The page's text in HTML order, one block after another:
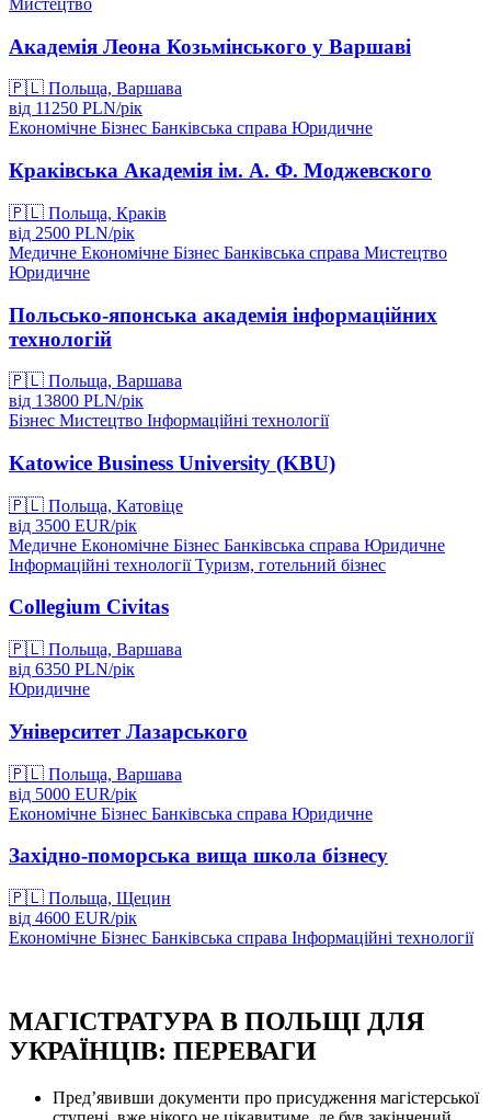
Мистецтво
Академія Леона Козьмінського у Варшаві
🇵🇱 Польща, Варшава
від 11250 PLN/рік
Економічне Бізнес Банківська справа Юридичне
Краківська Академія ім. А. Ф. Моджевского
🇵🇱 Польща, Краків
від 2500 PLN/рік
Медичне Економічне Бізнес Банківська справа Мистецтво
Юридичне
Польсько-японська академія інформаційних
технологій
🇵🇱 Польща, Варшава
від 13800 PLN/рік
Бізнес Мистецтво Інформаційні технології
Katowice Business University (KBU)
🇵🇱 Польща, Катовіце
від 3500 EUR/рік
Медичне Економічне Бізнес Банківська справа Юридичне
Інформаційні технології Туризм, готельний бізнес
Collegium Civitas
🇵🇱 Польща, Варшава
від 6350 PLN/рік
Юридичне
Університет Лазарського
🇵🇱 Польща, Варшава
від 5000 EUR/рік
Економічне Бізнес Банківська справа Юридичне
Західно-поморська вища школа бізнесу
🇵🇱 Польща, Щецин
від 4600 EUR/рік
Економічне Бізнес Банківська справа Інформаційні технології
МАГІСТРАТУРА В ПОЛЬЩІ ДЛЯ
УКРАЇНЦІВ: ПЕРЕВАГИ
Пред’явивши документи про присудження магістерської